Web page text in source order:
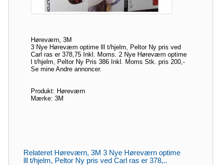
Høreværn, 3M
3 Nye Høreværn optime lll t/hjelm, Peltor Ny pris ved
Carl ras er 378,75 Inkl. Moms. 2 Nye Høreværn optime
l t/hjelm, Peltor Ny Pris 386 Inkl. Moms Stk. pris 200,-
Se mine Andre annoncer.
Produkt: Høreværn
Mærke: 3M
Relateret Høreværn, 3M 3 Nye Høreværn optime
lll t/hjelm, Peltor Ny pris ved Carl ras er 378,..